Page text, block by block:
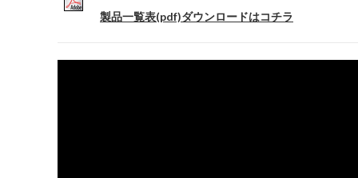
製品一覧表(pdf)ダウンロードはコチラ